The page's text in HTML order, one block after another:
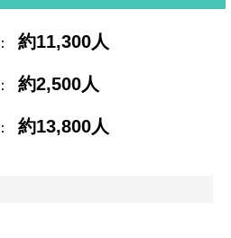
： 約11,300人
： 約2,500人
： 約13,800人